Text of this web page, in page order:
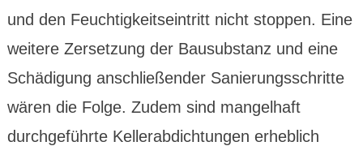
und den Feuchtig­keits­eintritt nicht stoppen. Eine
weitere Zerset­zung der Bausubstanz und eine
Schädi­gung anschließender Sanierungs­schritte
wären die Folge. Zudem sind mangelhaft
durchgeführte Keller­abdich­tungen erheblich